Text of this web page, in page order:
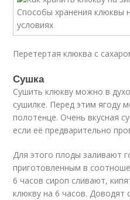
Перетертая клюква с
Сушка
Сушить клюкву можно в
сушилке. Перед этим ягоду
полотенце. Очень вкусная
если её предварительно
Для этого плоды заливают
приготовленным в
6 часов сироп сливают,
клюкву на 6 часов. Доводят